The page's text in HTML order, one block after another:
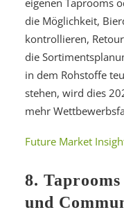
eigenen Taprooms
die Möglichkeit,
kontrollieren,
die
in dem Rohstoffe
stehen, wird dies
mehr
Future Market
8.
und